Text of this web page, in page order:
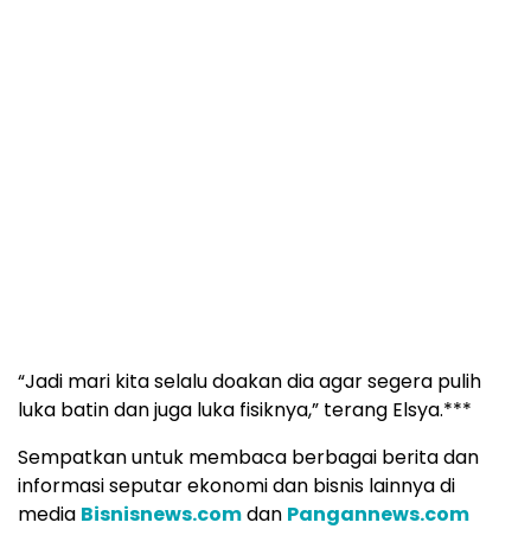
“Jadi mari kita selalu doakan dia agar segera pulih
luka batin dan juga luka fisiknya,” terang Elsya.***
Sempatkan untuk membaca berbagai berita dan
informasi seputar ekonomi dan bisnis lainnya di
media Bisnisnews.comdan Pangannews.com